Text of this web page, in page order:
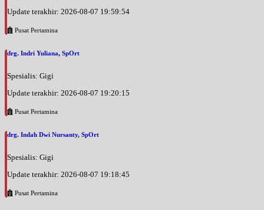
Update terakhir: 2026-08-07 19:59:54
Pusat Pertamina
drg. Indri Yuliana, SpOrt
Spesialis: Gigi
Update terakhir: 2026-08-07 19:20:15
Pusat Pertamina
drg. Indah Dwi Nursanty, SpOrt
Spesialis: Gigi
Update terakhir: 2026-08-07 19:18:45
Pusat Pertamina